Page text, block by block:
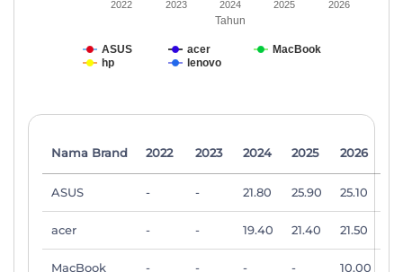
Tahun
ASUS acer
MacBook
hp
lenovo
2022 2023 2024 2025 2026
Nama Brand 2022 2023 2024 2025 2026
ASUS - - 21.80 25.90 25.10
acer - - 19.40 21.40 21.50
MacBook - - - - 10.00